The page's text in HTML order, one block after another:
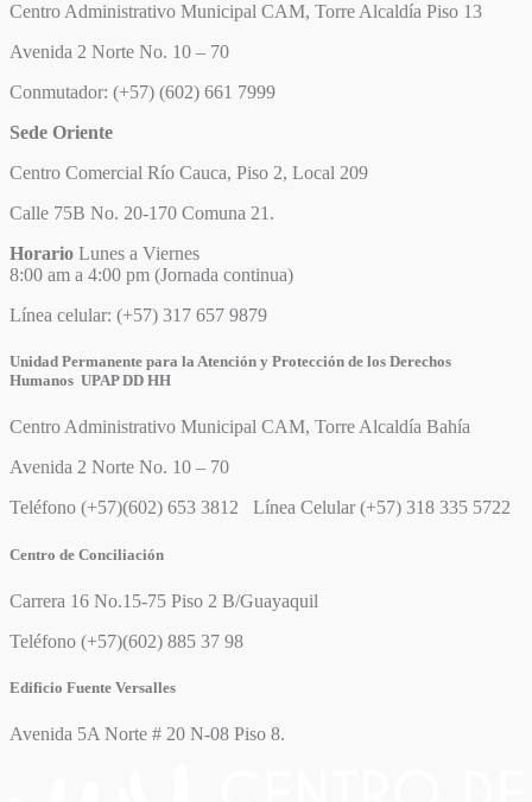
Centro Administrativo Municipal CAM, Torre Alcaldía Piso 13
Avenida 2 Norte No. 10 – 70
Conmutador: (+57) (602) 661 7999
Sede Oriente
Centro Comercial Río Cauca, Piso 2, Local 209
Calle 75B No. 20-170 Comuna 21.
Horario Lunes a Viernes
8:00 am a 4:00 pm (Jornada continua)
Línea celular: (+57) 317 657 9879
Unidad Permanente para la Atención y Protección de los Derechos
Humanos UPAP DD HH
Centro Administrativo Municipal CAM, Torre Alcaldía Bahía
Avenida 2 Norte No. 10 – 70
Teléfono (+57)(602) 653 3812 Línea Celular (+57) 318 335 5722
Centro de Conciliación
Carrera 16 No.15-75 Piso 2 B/Guayaquil
Teléfono (+57)(602) 885 37 98
Edificio Fuente Versalles
Avenida 5A Norte # 20 N-08 Piso 8.